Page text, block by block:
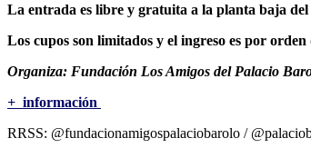
La entrada es libre y gratuita a la planta baja
Los cupos son limitados y el ingreso es por orden
Organiza: Fundación Los Amigos del Palacio
+ información
RRSS: @fundacionamigospalaciobarolo /